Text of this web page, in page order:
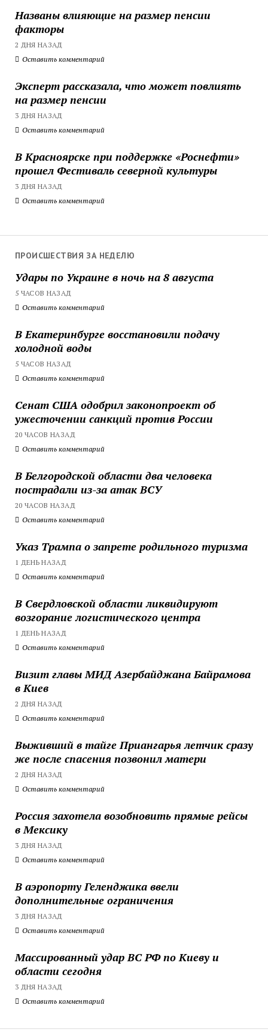
Названы влияющие на размер пенсии
факторы
2 ДНЯ НАЗАД
Оставить комментарий
Эксперт рассказала, что может повлиять
на размер пенсии
3 ДНЯ НАЗАД
Оставить комментарий
В Красноярске при поддержке «Роснефти»
прошел Фестиваль северной культуры
3 ДНЯ НАЗАД
Оставить комментарий
ПРОИСШЕСТВИЯ ЗА НЕДЕЛЮ
Удары по Украине в ночь на 8 августа
5 ЧАСОВ НАЗАД
Оставить комментарий
В Екатеринбурге восстановили подачу
холодной воды
5 ЧАСОВ НАЗАД
Оставить комментарий
Сенат США одобрил законопроект об
ужесточении санкций против России
20 ЧАСОВ НАЗАД
Оставить комментарий
В Белгородской области два человека
пострадали из-за атак ВСУ
20 ЧАСОВ НАЗАД
Оставить комментарий
Указ Трампа о запрете родильного туризма
1 ДЕНЬ НАЗАД
Оставить комментарий
В Свердловской области ликвидируют
возгорание логистического центра
1 ДЕНЬ НАЗАД
Оставить комментарий
Визит главы МИД Азербайджана Байрамова
в Киев
2 ДНЯ НАЗАД
Оставить комментарий
Выживший в тайге Приангарья летчик сразу
же после спасения позвонил матери
2 ДНЯ НАЗАД
Оставить комментарий
Россия захотела возобновить прямые рейсы
в Мексику
3 ДНЯ НАЗАД
Оставить комментарий
В аэропорту Геленджика ввели
дополнительные ограничения
3 ДНЯ НАЗАД
Оставить комментарий
Массированный удар ВС РФ по Киеву и
области сегодня
3 ДНЯ НАЗАД
Оставить комментарий